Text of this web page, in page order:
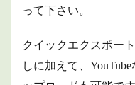
って下さい。
クイックエクスポー
しに加えて、